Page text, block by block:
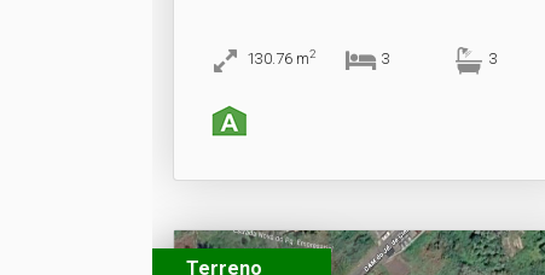
130.76 m2 3 3
Terreno